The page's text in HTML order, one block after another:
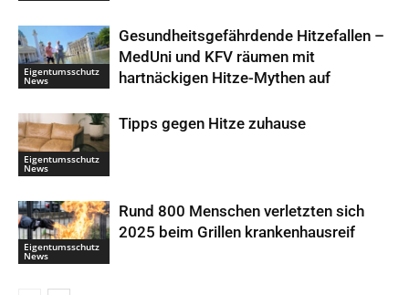
Eigentumsschutz
News
Gesundheitsgefährdende Hitzefallen –
MedUni und KFV räumen mit
hartnäckigen Hitze-Mythen auf
Eigentumsschutz
News
Tipps gegen Hitze zuhause
Eigentumsschutz
News
Rund 800 Menschen verletzten sich
2025 beim Grillen krankenhausreif